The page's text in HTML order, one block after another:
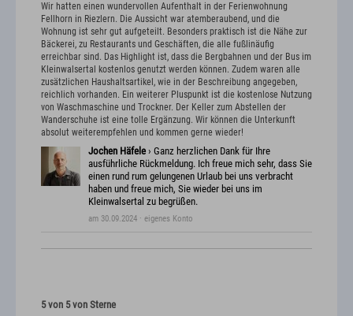
Wir hatten einen wundervollen Aufenthalt in der Ferienwohnung
Fellhorn in Riezlern. Die Aussicht war atemberaubend, und die
Wohnung ist sehr gut aufgeteilt. Besonders praktisch ist die Nähe zur
Bäckerei, zu Restaurants und Geschäften, die alle fußlinäufig
erreichbar sind. Das Highlight ist, dass die Bergbahnen und der Bus im
Kleinwalsertal kostenlos genutzt werden können. Zudem waren alle
zusätzlichen Haushaltsartikel, wie in der Beschreibung angegeben,
reichlich vorhanden. Ein weiterer Pluspunkt ist die kostenlose Nutzung
von Waschmaschine und Trockner. Der Keller zum Abstellen der
Wanderschuhe ist eine tolle Ergänzung. Wir können die Unterkunft
absolut weiterempfehlen und kommen gerne wieder!
Jochen Häfele › Ganz herzlichen Dank für Ihre
ausführliche Rückmeldung. Ich freue mich sehr, dass Sie
einen rund rum gelungenen Urlaub bei uns verbracht
haben und freue mich, Sie wieder bei uns im
Kleinwalsertal zu begrüßen.
am 30.09.2024 · eigenes Konto
5 von 5 von Sterne